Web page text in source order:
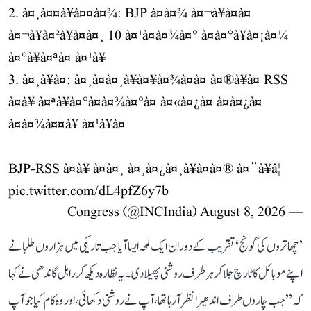
2. à¤¸à¤¤à¥à¤¤à¤¾: BJP à¤à¤¾ à¤¬à¥à¤à¤
à¤¬à¥à¤²à¥à¤à¤¸ 10 à¤¹à¤à¤¾à¤° à¤à¤°à¥à¤¡à¤¼
à¤°à¥à¤ªà¤ à¤¹à¥
3. à¤¸à¥à¤: à¤¸à¤à¤¸à¥à¤¥à¤¾à¤à¤ à¤®à¥à¤ RSS
à¤à¥ à¤ªà¥à¤°à¤à¤¾à¤°à¤ à¤«à¤¿à¤ à¤à¤¿à¤
à¤à¤¾à¤¤à¥ à¤¹à¥à¤
BJP-RSS à¤à¥ à¤à¤¸ à¤¸à¤¿à¤¸à¥à¤à¤® à¤¨à¥â¦
pic.twitter.com/dL4pfZ6y7b
— Congress (@INCIndia)
August 8, 2026
’چھاتروں کی گونج‘ تقریب کے دوران ایک لمحہ ایسا آیا جب تاریکی میں ہزاروں طلبا نے
اپنے موبائل کا ٹارچ جلا کر ہر طرف روشنی پھیلا دی۔ یہ نظارہ دیکھ کر راہل گاندھی نے کہا
کہ ’’جب چاروں طرف اندھیرا نظر آ رہا تھا، آپ نے روشنی دکھائی، اور وہ کام کیا جو آپ